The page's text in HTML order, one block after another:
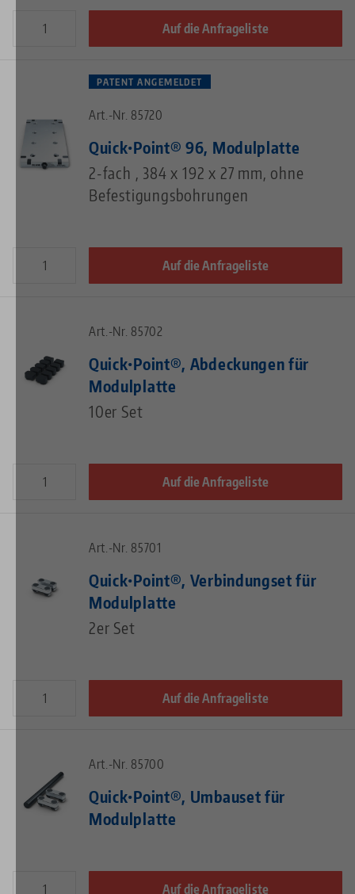
Auf die Anfrageliste
PATENT ANGEMELDET
Art.-Nr. 85720
Quick•Point® 96, Modulplatte
2-fach , 384 x 192 x 27 mm, ohne
Befestigungsbohrungen
Auf die Anfrageliste
Art.-Nr. 85702
Quick•Point®, Abdeckungen für
Modulplatte
10er Set
Auf die Anfrageliste
Art.-Nr. 85701
Quick•Point®, Verbindungset für
Modulplatte
2er Set
Auf die Anfrageliste
Art.-Nr. 85700
Quick•Point®, Umbauset für
Modulplatte
Auf die Anfrageliste